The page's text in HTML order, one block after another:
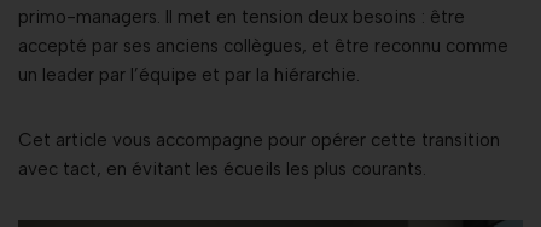
primo-managers. Il met en tension deux besoins : être
accepté par ses anciens collègues, et être reconnu comme
un leader par l’équipe et par la hiérarchie.
Cet article vous accompagne pour opérer cette transition
avec tact, en évitant les écueils les plus courants.